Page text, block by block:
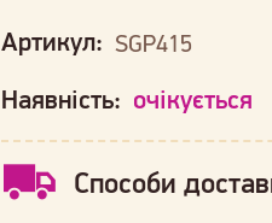
Артикул: SGP415
Наявність: очікується
Способи